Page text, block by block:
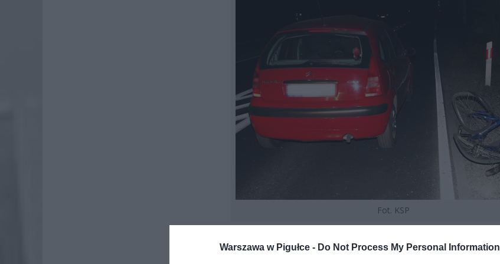
Warszawa w Pigułce - Do Not Process My Personal Information
Fot. KSP